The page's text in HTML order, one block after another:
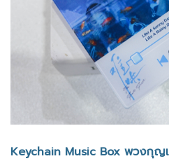
Keychain Music Box พวงกุญ